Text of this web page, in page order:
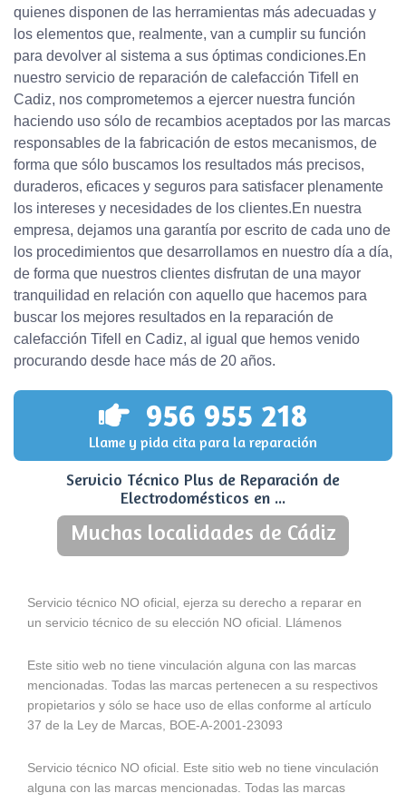
quienes disponen de las herramientas más adecuadas y
los elementos que, realmente, van a cumplir su función
para devolver al sistema a sus óptimas condiciones.En
nuestro servicio de reparación de calefacción Tifell en
Cadiz, nos comprometemos a ejercer nuestra función
haciendo uso sólo de recambios aceptados por las marcas
responsables de la fabricación de estos mecanismos, de
forma que sólo buscamos los resultados más precisos,
duraderos, eficaces y seguros para satisfacer plenamente
los intereses y necesidades de los clientes.En nuestra
empresa, dejamos una garantía por escrito de cada uno de
los procedimientos que desarrollamos en nuestro día a día,
de forma que nuestros clientes disfrutan de una mayor
tranquilidad en relación con aquello que hacemos para
buscar los mejores resultados en la reparación de
calefacción Tifell en Cadiz, al igual que hemos venido
procurando desde hace más de 20 años.
956 955 218
Llame y pida cita para la reparación
Servicio Técnico Plus de Reparación de
Electrodomésticos en ...
Muchas localidades de Cádiz
Servicio técnico NO oficial, ejerza su derecho a reparar en
un servicio técnico de su elección NO oficial. Llámenos
Este sitio web no tiene vinculación alguna con las marcas
mencionadas. Todas las marcas pertenecen a su respectivos
propietarios y sólo se hace uso de ellas conforme al artículo
37 de la Ley de Marcas, BOE-A-2001-23093
Servicio técnico NO oficial. Este sitio web no tiene vinculación
alguna con las marcas mencionadas. Todas las marcas